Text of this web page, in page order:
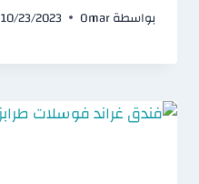
بواسطةOmar
10/23/2023